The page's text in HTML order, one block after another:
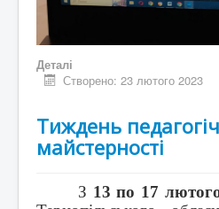
Деталі
Створено: 23 лютого 2023
Тиждень
майстерності
З 13 по 17